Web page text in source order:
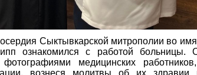
Сыктывкарской митрополии во
ознакомился с работой больницы.
медицинских
вознеся молитвы об их здравии